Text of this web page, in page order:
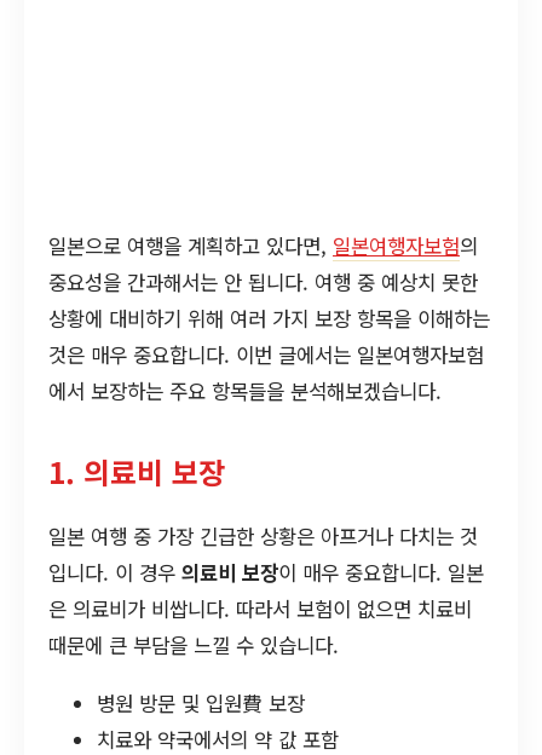
일본으로 여행을 계획하고 있다면, 일본여행자보험의
중요성을 간과해서는 안 됩니다. 여행 중 예상치 못한
상황에 대비하기 위해 여러 가지 보장 항목을 이해하는
것은 매우 중요합니다. 이번 글에서는 일본여행자보험
에서 보장하는 주요 항목들을 분석해보겠습니다.
1. 의료비 보장
일본 여행 중 가장 긴급한 상황은 아프거나 다치는 것
입니다. 이 경우 의료비 보장이 매우 중요합니다. 일본
은 의료비가 비쌉니다. 따라서 보험이 없으면 치료비
때문에 큰 부담을 느낄 수 있습니다.
병원 방문 및 입원費 보장
치료와 약국에서의 약 값 포함